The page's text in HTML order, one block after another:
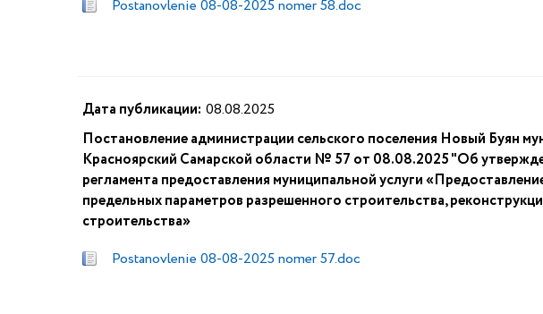
Postanovlenie 08-08-2025 nomer 58.doc
Дата публикации: 08.08.2025
Постановление администрации сельского поселения Новый Буян
Красноярский Самарской области № 57 от 08.08.2025 "Об
регламента предоставления муниципальной услуги
предельных параметров разрешенного строительства,
строительства»
Postanovlenie 08-08-2025 nomer 57.doc